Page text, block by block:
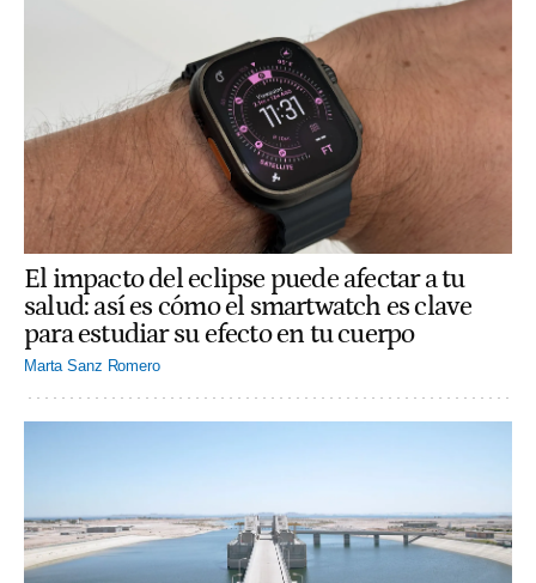
El impacto del eclipse puede afectar a tu
salud: así es cómo el smartwatch es clave
para estudiar su efecto en tu cuerpo
Marta Sanz Romero